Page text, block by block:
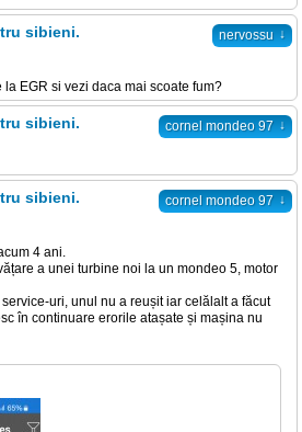
nervossu ↓
sibieni.
EGR si vezi daca mai scoate fum?
cornel mondeo 97 ↓
sibieni.
cornel mondeo 97 ↓
sibieni.
4 ani.
a unei turbine noi la un mondeo 5, motor
uri, unul nu a reușit iar celălalt a făcut
în continuare erorile atașate și mașina nu